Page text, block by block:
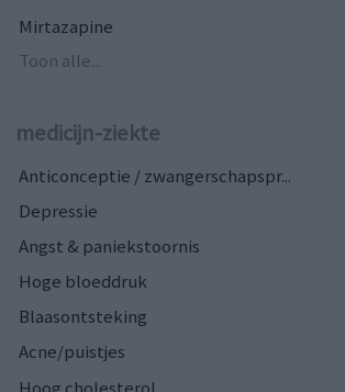
Mirtazapine
Toon alle...
medicijn-ziekte
Anticonceptie / zwangerschapspr...
Depressie
Angst & paniekstoornis
Hoge bloeddruk
Blaasontsteking
Acne/puistjes